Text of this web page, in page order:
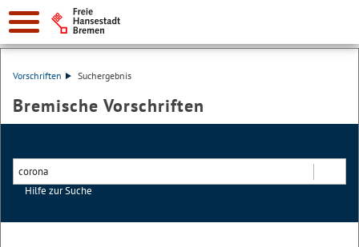
Vorschriften Suchergebnis
Bremische Vorschriften
Hilfe zur Suche